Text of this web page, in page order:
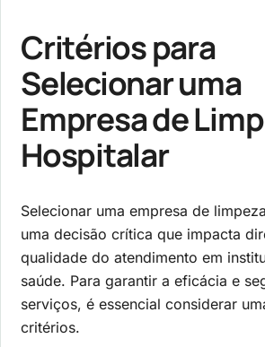
Critérios para
Selecionar uma
Empresa de
Hospitalar
Selecionar uma empresa de
uma decisão crítica que impacta
qualidade do atendimento em
saúde. Para garantir a eficácia e
serviços, é essencial considerar
critérios.